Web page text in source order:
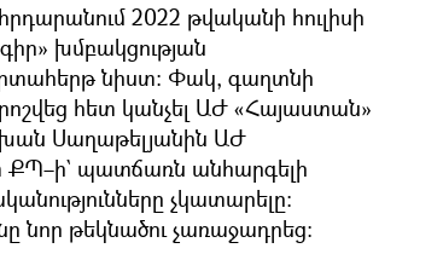
2022 թվականի հուլիսի
խմբակցության
նիստ։ Փակ, գաղտնի
հետ կանչել ԱԺ «Հայաստան»
Սաղաթելյանին ԱԺ
պատճառն անհարգելի
չկատարելը։
նոր թեկնածու չառաջադրեց։